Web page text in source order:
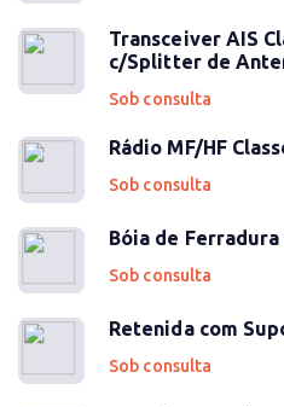
Transceiver AIS
c/Splitter de
Sob consulta
Rádio MF/HF
Sob consulta
Bóia de Ferradura
Sob consulta
Retenida com
Sob consulta